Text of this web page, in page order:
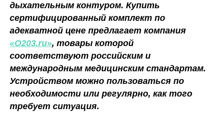
дыхательным контуром. Купить
сертифицированный комплект по
адекватной цене предлагает компания
«О203.ru», товары которой
соответствуют российским и
международным медицинским стандартам.
Устройством можно пользоваться по
необходимости или регулярно, как того
требует ситуация.